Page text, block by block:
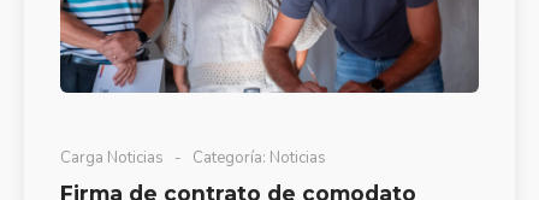
Carga Noticias Categoría: Noticias
Firma de contrato de comodato